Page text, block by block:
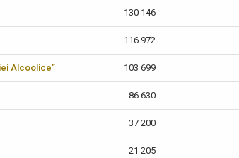
130 146
116 972
Alcoolice” 103 699
86 630
37 200
21 205